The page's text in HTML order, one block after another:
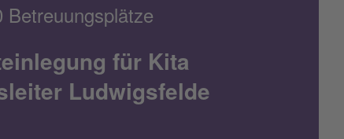
Betreuungsplätze
für Kita
Ludwigsfelde